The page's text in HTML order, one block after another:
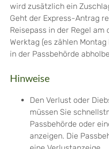
wird zusätzlich ein
Geht der Express-Antrag
Reisepass in der Regel
Werktag (es zählen
in der Passbehörde
Hinweise
Den Verlust oder
müssen Sie
Passbehörde oder
anzeigen. Die